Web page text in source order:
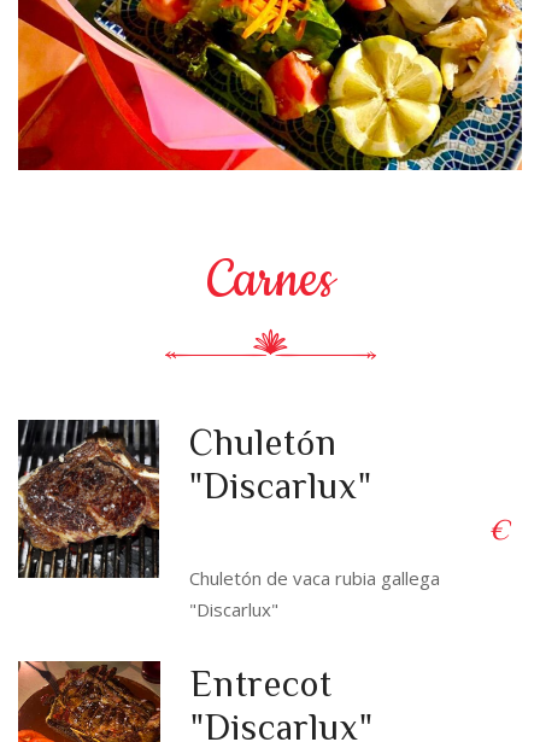
Carnes
Chuletón
"Discarlux"
€
Chuletón de vaca rubia gallega
"Discarlux"
Entrecot
"Discarlux"